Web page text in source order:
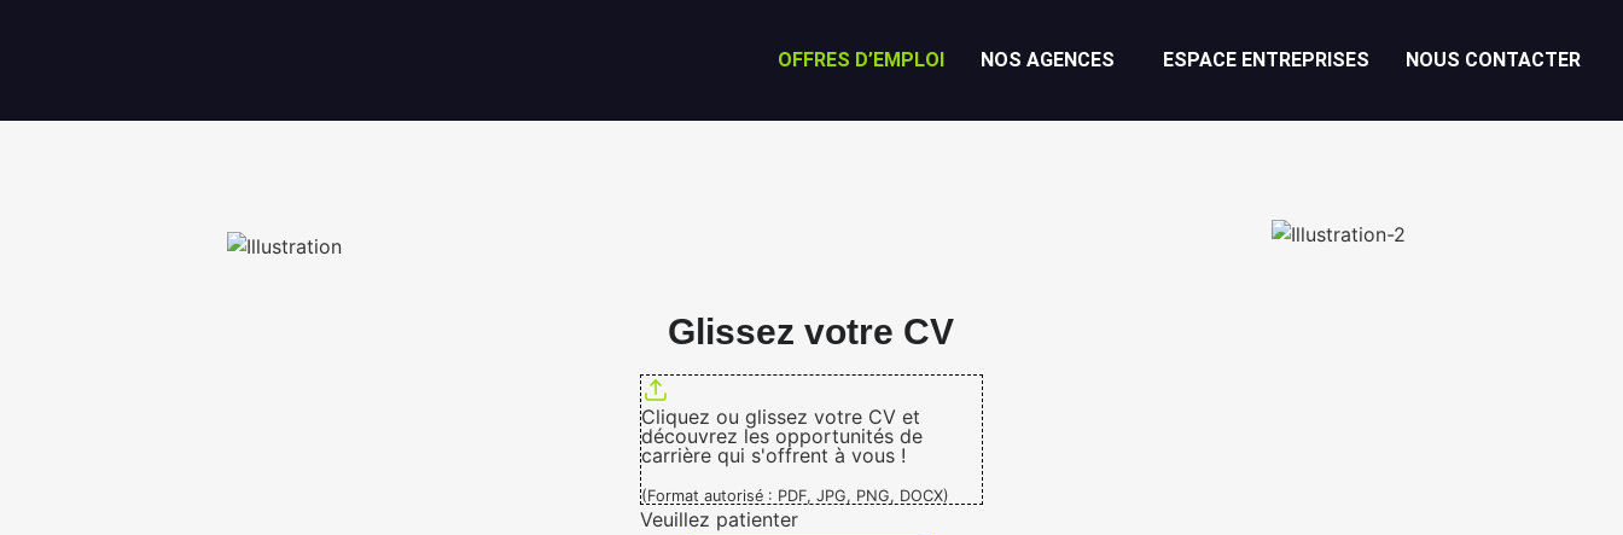
OFFRES D’EMPLOI NOS AGENCES ESPACE ENTREPRISES NOUS CONTACTER
Glissez votre CV
Cliquez ou glissez votre CV et
découvrez les opportunités de
carrière qui s'offrent à vous !
(Format autorisé : PDF, JPG, PNG, DOCX)
Veuillez patienter